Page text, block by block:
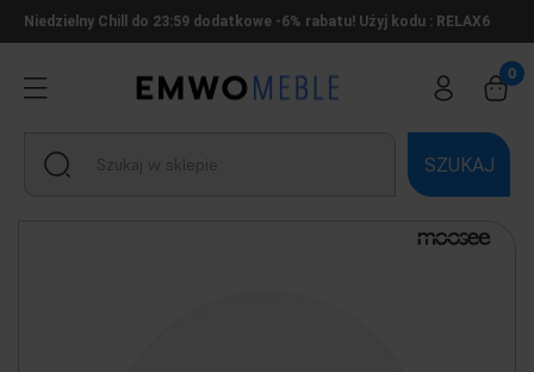
Niedzielny Chill do 23:59 dodatkowe -6% rabatu! Użyj kodu : RELAX6
SZUKAJ